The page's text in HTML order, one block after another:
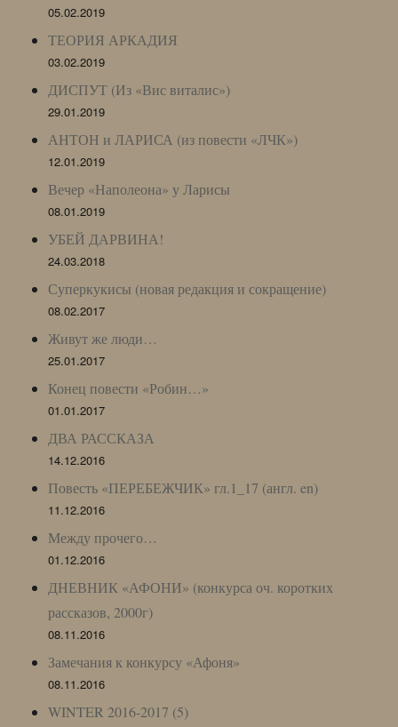
05.02.2019
ТЕОРИЯ АРКАДИЯ
03.02.2019
ДИСПУТ (Из «Вис виталис»)
29.01.2019
АНТОН и ЛАРИСА (из повести «ЛЧК»)
12.01.2019
Вечер «Наполеона» у Ларисы
08.01.2019
УБЕЙ ДАРВИНА!
24.03.2018
Суперкукисы (новая редакция и сокращение)
08.02.2017
Живут же люди…
25.01.2017
Конец повести «Робин…»
01.01.2017
ДВА РАССКАЗА
14.12.2016
Повесть «ПЕРЕБЕЖЧИК» гл.1_17 (англ. en)
11.12.2016
Между прочего…
01.12.2016
ДНЕВНИК «АФОНИ» (конкурса оч. коротких
рассказов, 2000г)
08.11.2016
Замечания к конкурсу «Афоня»
08.11.2016
WINTER 2016-2017 (5)